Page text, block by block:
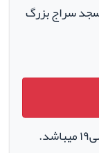
سراج بزرگ